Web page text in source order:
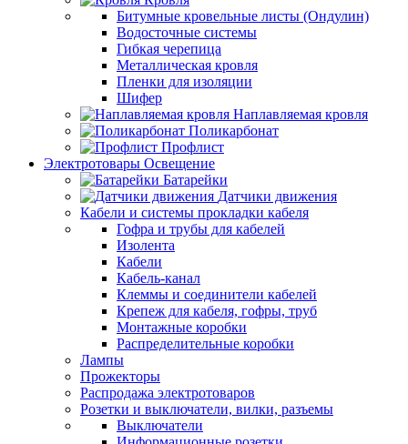
Битумные кровельные листы (Ондулин)
Водосточные системы
Гибкая черепица
Металлическая кровля
Пленки для изоляции
Шифер
Наплавляемая кровля
Поликарбонат
Профлист
Электротовары Освещение
Батарейки
Датчики движения
Кабели и системы прокладки кабеля
Гофра и трубы для кабелей
Изолента
Кабели
Кабель-канал
Клеммы и соединители кабелей
Крепеж для кабеля, гофры, труб
Монтажные коробки
Распределительные коробки
Лампы
Прожекторы
Распродажа электротоваров
Розетки и выключатели, вилки, разъемы
Выключатели